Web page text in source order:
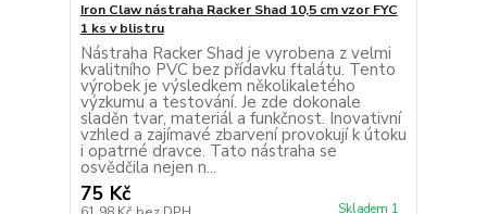
Iron Claw nástraha Racker Shad 10,5 cm vzor FYC
1 ks v blistru
Nástraha Racker Shad je vyrobena z velmi
kvalitního PVC bez přídavku ftalátu. Tento
výrobek je výsledkem několikaletého
výzkumu a testování. Je zde dokonale
sladěn tvar, materiál a funkčnost. Inovativní
vzhled a zajímavé zbarvení provokují k útoku
i opatrné dravce. Tato nástraha se
osvědčila nejen n...
75 Kč
Skladem 1